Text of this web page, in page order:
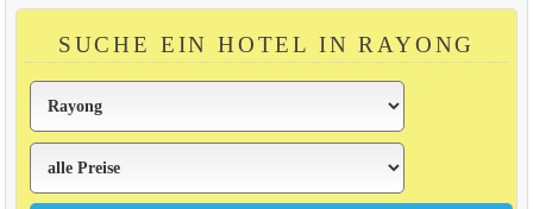
SUCHE EIN HOTEL IN RAYONG